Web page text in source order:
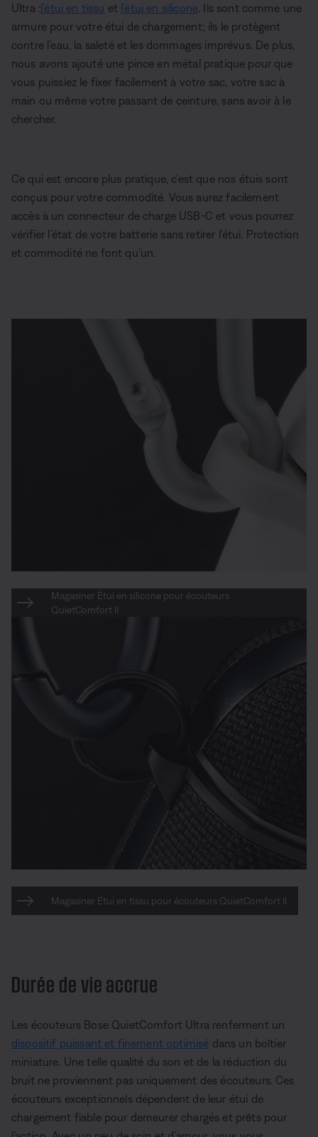
Ultra :l’étui en tissu et l’étui en silicone . Ils sont comme une
armure pour votre étui de chargement; ils le protègent
contre l’eau, la saleté et les dommages imprévus. De plus,
nous avons ajouté une pince en métal pratique pour que
vous puissiez le fixer facilement à votre sac, votre sac à
main ou même votre passant de ceinture, sans avoir à le
chercher.
Ce qui est encore plus pratique, c’est que nos étuis sont
conçus pour votre commodité. Vous aurez facilement
accès à un connecteur de charge USB-C et vous pourrez
vérifier l’état de votre batterie sans retirer l’étui. Protection
et commodité ne font qu’un.
Magasiner Étui en tissu pour écouteurs QuietComfort II
Magasiner Étui en silicone pour écouteurs
QuietComfort II
Durée de vie accrue
Les écouteurs Bose QuietComfort Ultra renferment un
dispositif puissant et finement optimisé dans un boîtier
miniature. Une telle qualité du son et de la réduction du
bruit ne proviennent pas uniquement des écouteurs. Ces
écouteurs exceptionnels dépendent de leur étui de
chargement fiable pour demeurer chargés et prêts pour